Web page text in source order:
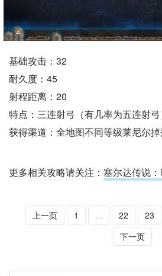
基础攻击：32
耐久度：45
射程距离：20
特点：三连射弓（有几率为五连射弓
获得渠道：全地图不同等级莱尼尔掉
更多相关攻略请关注： 塞尔达传说
上一页 1 ... 22 23
下一页